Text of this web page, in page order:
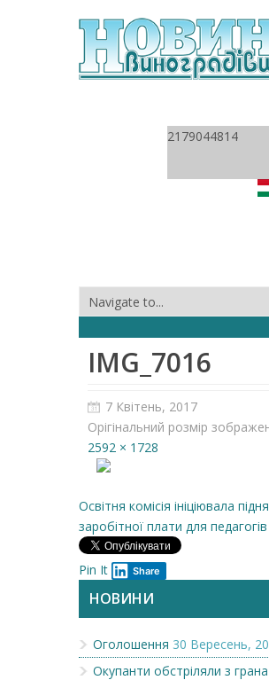
2179044814
IMG_7016
7 Квітень, 2017
Орігінальний розмір
2592 × 1728
Освітня комісія ініціювала
заробітної плати для
Pin It Share
НОВИНИ
Оголошення 30 Вересень,
Окупанти обстріляли з